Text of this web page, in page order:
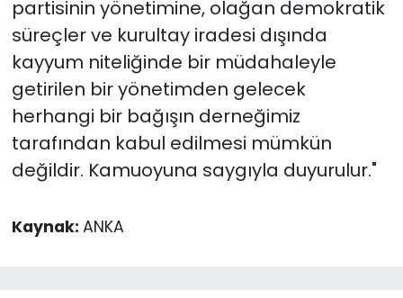
partisinin yönetimine, olağan demokratik
süreçler ve kurultay iradesi dışında
kayyum niteliğinde bir müdahaleyle
getirilen bir yönetimden gelecek
herhangi bir bağışın derneğimiz
tarafından kabul edilmesi mümkün
değildir. Kamuoyuna saygıyla duyurulur."
Kaynak: ANKA